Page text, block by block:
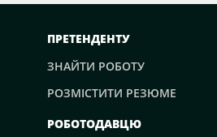
ПРЕТЕНДЕНТУ
ЗНАЙТИ РОБОТУ
РОЗМІСТИТИ РЕЗЮМЕ
РОБОТОДАВЦЮ